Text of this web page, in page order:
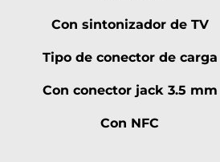
Con sintonizador de TV
Tipo de conector de carga
Con conector jack 3.5 mm
Con NFC